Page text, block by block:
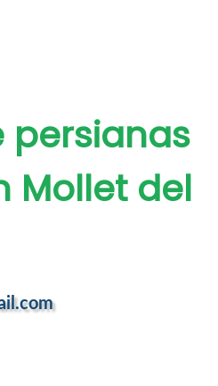
persianas
Mollet del